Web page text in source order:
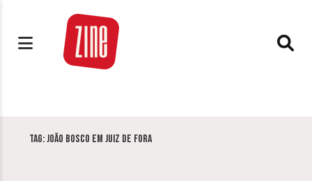
Tag:João Bosco em Juiz de Fora